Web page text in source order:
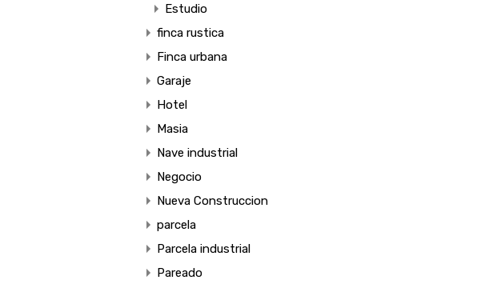
Estudio
finca rustica
Finca urbana
Garaje
Hotel
Masia
Nave industrial
Negocio
Nueva Construccion
parcela
Parcela industrial
Pareado